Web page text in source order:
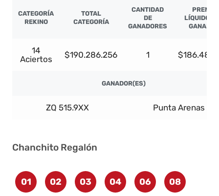
CATEGORÍA
REKINO
TOTAL
CATEGORÍA
CANTIDAD
DE
GANADORES
PREMIO
LÍQUIDO
GANADOR
14
Aciertos
$190.286.256 1
GANADOR(ES)
ZQ 515.9XX Punta Arenas
Chanchito Regalón
01 02 03 04 06 08